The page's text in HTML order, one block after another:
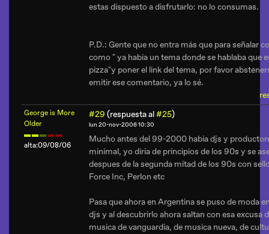
estas dispuesto a disfrutarlo: no lo consumas.
P.D.: Gente que no entra más que para señalar
como " ya habia un tema donde se hablaba que
pizza"y poner el link del tema, por favor
emitir ese comentario, ya lo sé.
George is More
Older
alta:09/08/06
#29 (respuesta al#25)
lun 20-nov-2006 10:30
Mucho antes del 99-2000 habia djs y
minimal, yo diria de principios de los 90s y se
despues de la segunda mitad de los 90s con
Force Inc, Perlon etc
Pasa que ahora en Argentina se puso de moda
djs y al descubrirlo ahora saltan con esa excusa
musica de vanguardia, de musica nueva, de